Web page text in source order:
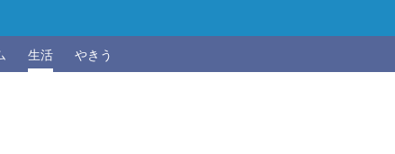
生活 やきう